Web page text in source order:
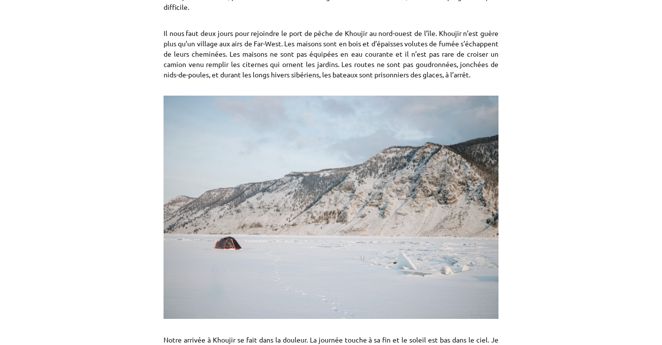
difficile.
Il nous faut deux jours pour rejoindre le port de pêche de Khoujir au nord-ouest de l’île. Khoujir n’est guère
plus qu’un village aux airs de Far-West. Les maisons sont en bois et d’épaisses volutes de fumée s’échappent
de leurs cheminées. Les maisons ne sont pas équipées en eau courante et il n’est pas rare de croiser un
camion venu remplir les citernes qui ornent les jardins. Les routes ne sont pas goudronnées, jonchées de
nids-de-poules, et durant les longs hivers sibériens, les bateaux sont prisonniers des glaces, à l’arrêt.
Notre arrivée à Khoujir se fait dans la douleur. La journée touche à sa fin et le soleil est bas dans le ciel. Je